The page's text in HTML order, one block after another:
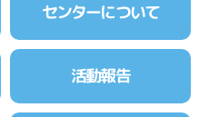
センターについて
活動報告